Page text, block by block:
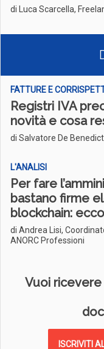
di Luca Scarcella,
FATTURE E
Registri IVA
novità e cosa
di Salvatore De
L'ANALISI
Per fare
bastano firme
blockchain:
di Andrea Lisi,
ANORC Professioni
Vuoi
ISCRIVITI